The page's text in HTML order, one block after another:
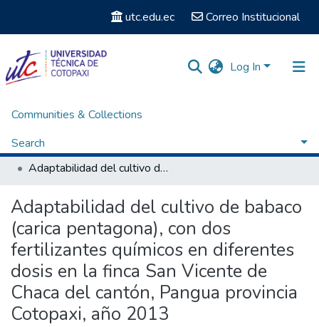
utc.edu.ec Correo Institucional
Log In
Communities & Collections
Search
Statistics
Home
Titulación - Ingeniería Agronómica
Adaptabilidad del cultivo de babaco (carica pentagona), con dos fertilizantes químicos en diferentes dosis en la finca San Vicente de Chaca del cantón, Pangua provincia Cotopaxi, año 2013
Adaptabilidad del cultivo de babaco
(carica pentagona), con dos
fertilizantes químicos en diferentes
dosis en la finca San Vicente de
Chaca del cantón, Pangua provincia
Cotopaxi, año 2013